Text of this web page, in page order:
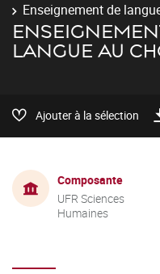
Enseignement de
LANGUE AU
Ajouter à la sélection
Composante
UFR Sciences
Humaines